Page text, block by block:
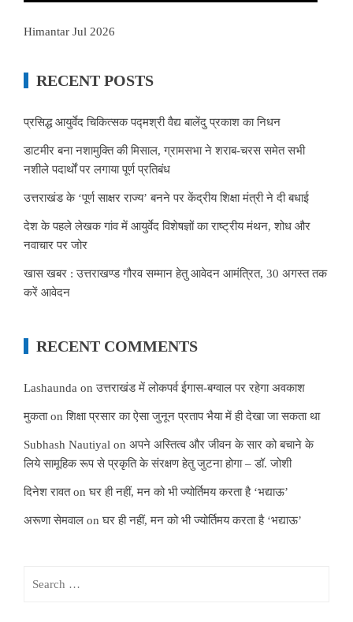
Himantar Jul 2026
RECENT POSTS
प्रसिद्ध आयुर्वेद चिकित्सक पद्मश्री वैद्य बालेंदु प्रकाश का निधन
डाटमीर बना नशामुक्ति की मिसाल, ग्रामसभा ने शराब-चरस समेत सभी
नशीले पदार्थों पर लगाया पूर्ण प्रतिबंध
उत्तराखंड के ‘पूर्ण साक्षर राज्य’ बनने पर केंद्रीय शिक्षा मंत्री ने दी बधाई
देश के पहले लेखक गांव में आयुर्वेद विशेषज्ञों का राष्ट्रीय मंथन, शोध और
नवाचार पर जोर
खास खबर : उत्तराखण्ड गौरव सम्मान हेतु आवेदन आमंत्रित, 30 अगस्त तक
करें आवेदन
RECENT COMMENTS
Lashaunda onउत्तराखंड में लोकपर्व ईगास-बग्वाल पर रहेगा अवकाश
मुकताonशिक्षा प्रसार का ऐसा जुनून प्रताप भैया में ही देखा जा सकता था
Subhash Nautiyal on अपने अस्तित्व और जीवन के सार को बचाने के
लिये सामूहिक रूप से प्रकृति के संरक्षण हेतु जुटना होगा – डॉ. जोशी
दिनेश रावतonघर ही नहीं, मन को भी ज्योर्तिमय करता है ‘भद्याऊ’
अरूणा सेमवाल onघर ही नहीं, मन को भी ज्योर्तिमय करता है ‘भद्याऊ’